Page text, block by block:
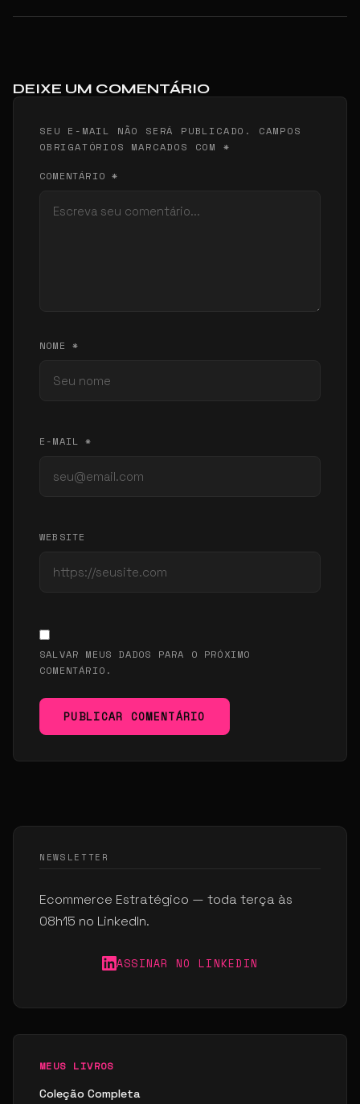
DEIXE UM COMENTÁRIO
SEU E-MAIL NÃO SERÁ PUBLICADO. CAMPOS
OBRIGATÓRIOS MARCADOS COM *
COMENTÁRIO *
NOME *
E-MAIL *
WEBSITE
SALVAR MEUS DADOS PARA O PRÓXIMO
COMENTÁRIO.
PUBLICAR COMENTÁRIO
NEWSLETTER
Ecommerce Estratégico — toda terça às
08h15 no LinkedIn.
ASSINAR NO LINKEDIN
MEUS LIVROS
Coleção Completa